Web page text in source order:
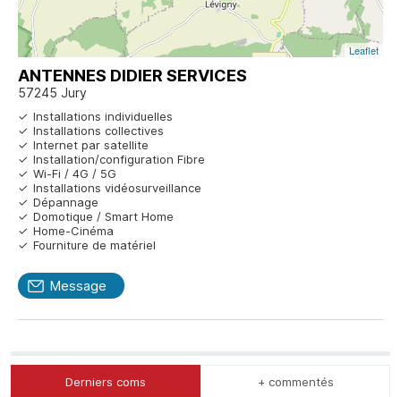
Leaflet
ANTENNES DIDIER SERVICES
57245 Jury
Installations individuelles
Installations collectives
Internet par satellite
Installation/configuration Fibre
Wi-Fi / 4G / 5G
Installations vidéosurveillance
Dépannage
Domotique / Smart Home
Home-Cinéma
Fourniture de matériel
Message
Derniers coms + commentés